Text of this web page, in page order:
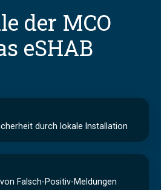
der MCO
eSHAB
durch lokale Installation
Falsch-Positiv-Meldungen